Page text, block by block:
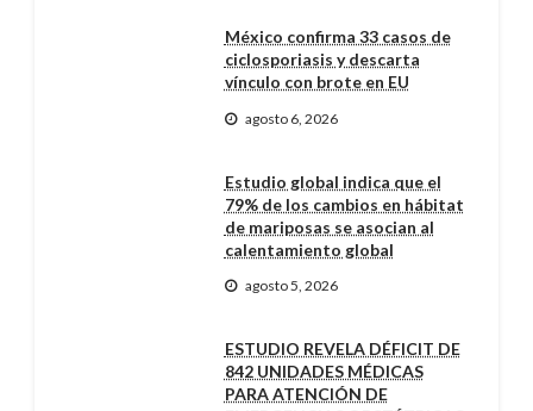
México confirma 33 casos de
ciclosporiasis y descarta
vínculo con brote en EU
agosto 6, 2026
Estudio global indica que el
79% de los cambios en hábitat
de mariposas se asocian al
calentamiento global
agosto 5, 2026
ESTUDIO REVELA DÉFICIT DE
842 UNIDADES MÉDICAS
PARA ATENCIÓN DE